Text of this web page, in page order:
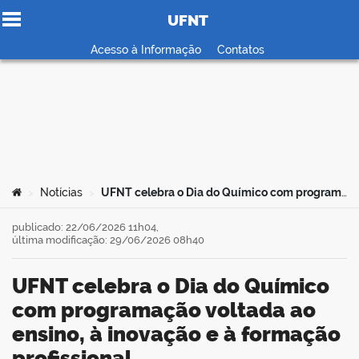
Ir para o conteúdo
UFNT
Acesso à Informação Contatos
Você está aqui:
Notícias UFNT celebra o Dia do Químico com programação voltada ao ensino, à inovação e à formação profissional
UFNT celebra o Dia do Químico
com programação voltada ao
ensino, à inovação e à formação
publicado: 22/06/2026 11h04,
última modificação: 29/06/2026 08h40